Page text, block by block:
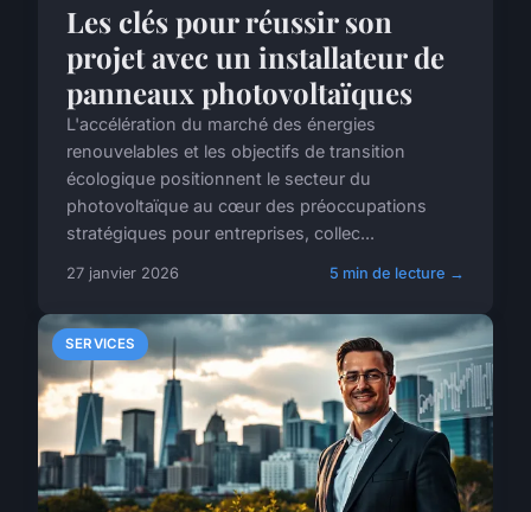
Les clés pour réussir son
projet avec un installateur de
panneaux photovoltaïques
L'accélération du marché des énergies
renouvelables et les objectifs de transition
écologique positionnent le secteur du
photovoltaïque au cœur des préoccupations
stratégiques pour entreprises, collec...
27 janvier 2026 5 min de lecture →
SERVICES